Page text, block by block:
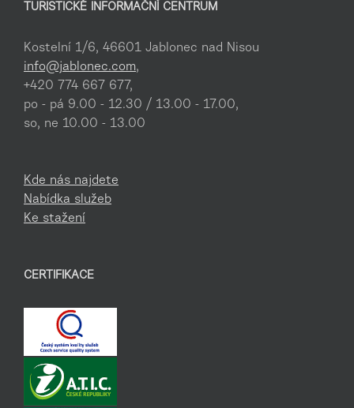
TURISTICKÉ INFORMAČNÍ CENTRUM
Kostelní 1/6, 46601 Jablonec nad Nisou
info@jablonec.com,
+420 774 667 677,
po - pá 9.00 - 12.30 / 13.00 - 17.00,
so, ne 10.00 - 13.00
Kde nás najdete
Nabídka služeb
Ke stažení
CERTIFIKACE